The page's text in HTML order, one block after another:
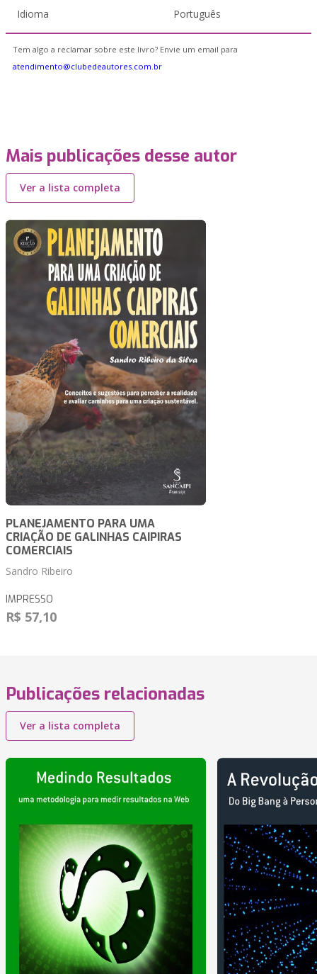
Idioma Português
Tem algo a reclamar sobre este livro? Envie um email para
atendimento@clubedeautores.com.br
Mais publicações desse autor
Ver a lista completa
PLANEJAMENTO PARA UMA
CRIAÇÃO DE GALINHAS CAIPIRAS
COMERCIAIS
Sandro Ribeiro
IMPRESSO
R$ 57,10
Publicações relacionadas
Ver a lista completa